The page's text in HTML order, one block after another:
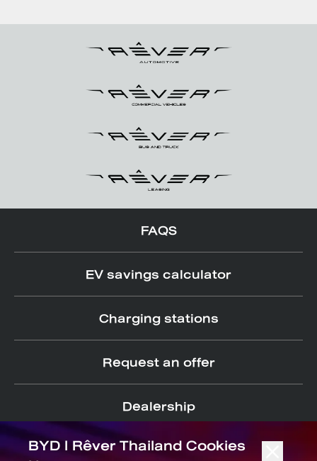
BYD l Rêver Thailand Cookies
FAQS
EV savings calculator
Charging stations
Request an offer
Dealership
Follow us